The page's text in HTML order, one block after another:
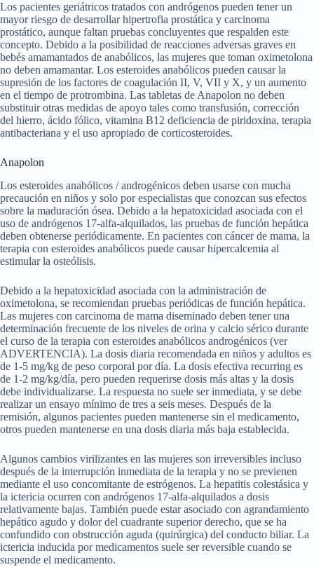
Los pacientes geriátricos tratados con andrógenos pueden tener un
mayor riesgo de desarrollar hipertrofia prostática y carcinoma
prostático, aunque faltan pruebas concluyentes que respalden este
concepto. Debido a la posibilidad de reacciones adversas graves en
bebés amamantados de anabólicos, las mujeres que toman oximetolona
no deben amamantar. Los esteroides anabólicos pueden causar la
supresión de los factores de coagulación II, V, VII y X, y un aumento
en el tiempo de protrombina. Las tabletas de Anapolon no deben
substituir otras medidas de apoyo tales como transfusión, corrección
del hierro, ácido fólico, vitamina B12 deficiencia de piridoxina, terapia
antibacteriana y el uso apropiado de corticosteroides.
Anapolon
Los esteroides anabólicos / androgénicos deben usarse con mucha
precaución en niños y solo por especialistas que conozcan sus efectos
sobre la maduración ósea. Debido a la hepatoxicidad asociada con el
uso de andrógenos 17-alfa-alquilados, las pruebas de función hepática
deben obtenerse periódicamente. En pacientes con cáncer de mama, la
terapia con esteroides anabólicos puede causar hipercalcemia al
estimular la osteólisis.
Debido a la hepatoxicidad asociada con la administración de
oximetolona, se recomiendan pruebas periódicas de función hepática.
Las mujeres con carcinoma de mama diseminado deben tener una
determinación frecuente de los niveles de orina y calcio sérico durante
el curso de la terapia con esteroides anabólicos androgénicos (ver
ADVERTENCIA). La dosis diaria recomendada en niños y adultos es
de 1-5 mg/kg de peso corporal por día. La dosis efectiva recurring es
de 1-2 mg/kg/día, pero pueden requerirse dosis más altas y la dosis
debe individualizarse. La respuesta no suele ser inmediata, y se debe
realizar un ensayo mínimo de tres a seis meses. Después de la
remisión, algunos pacientes pueden mantenerse sin el medicamento,
otros pueden mantenerse en una dosis diaria más baja establecida.
Algunos cambios virilizantes en las mujeres son irreversibles incluso
después de la interrupción inmediata de la terapia y no se previenen
mediante el uso concomitante de estrógenos. La hepatitis colestásica y
la ictericia ocurren con andrógenos 17-alfa-alquilados a dosis
relativamente bajas. También puede estar asociado con agrandamiento
hepático agudo y dolor del cuadrante superior derecho, que se ha
confundido con obstrucción aguda (quirúrgica) del conducto biliar. La
ictericia inducida por medicamentos suele ser reversible cuando se
suspende el medicamento.